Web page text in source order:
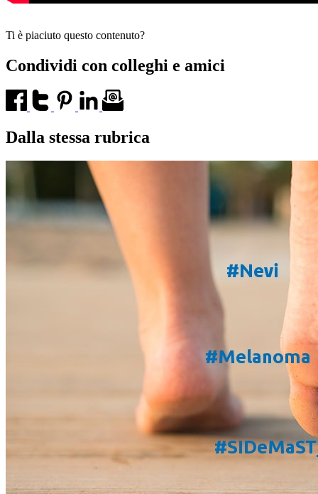
Ti è piaciuto questo contenuto?
Condividi con colleghi e amici
Dalla stessa rubrica